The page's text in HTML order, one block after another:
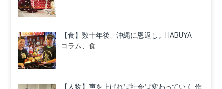
【食】数十年後、沖縄に恩返し。HABUYA
コラム、食
【人物】声を上げれば社会は変わっていく 作